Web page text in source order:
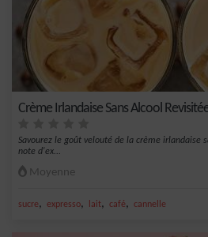
Crème Irlandaise Sans Alcool
Savourez le goût velouté de la crème irlandaise
note d'ex...
Moyenne
sucre, expresso, lait, café, cannelle